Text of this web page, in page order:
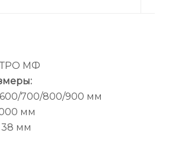
МФ
600/700/800/900 мм
мм
38 мм